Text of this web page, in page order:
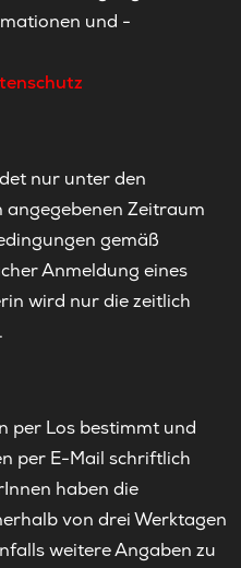
und -
nur unter den
angegebenen Zeitraum
gemäß
Anmeldung eines
wird nur die zeitlich
per Los bestimmt und
per E-Mail schriftlich
haben die
von drei Werktagen
weitere Angaben zu